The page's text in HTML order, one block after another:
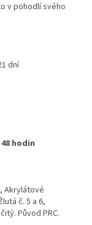
v pohodlí svého
dní
hodin
Akrylátové
č. 5 a 6,
Původ PRC.